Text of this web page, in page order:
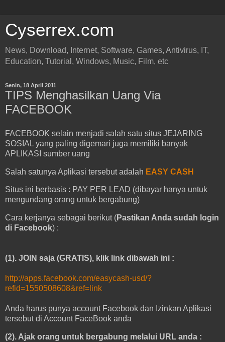
Cyserrex.com
News, Download, Internet, Software, Games, Antivirus, IT,
Education, Tutorial, Windows, Music, Film, etc
Senin, 18 April 2011
TIPS Menghasilkan Uang Via
FACEBOOK
FACEBOOK selain menjadi salah satu situs JEJARING
SOSIAL yang paling digemari juga memiliki banyak
APLIKASI sumber uang
Salah satunya Aplikasi tersebut adalah EASY CASH
Situs ini berbasis : PAY PER LEAD (dibayar hanya untuk
mengundang orang untuk bergabung)
Cara kerjanya sebagai berikut (Pastikan Anda sudah login
di Facebook) :
(1). JOIN saja (GRATIS), klik link dibawah ini :
http://apps.facebook.com/easycash-usd/?
refid=1550508608&ref=link
Anda harus punya account Facebook dan Izinkan Aplikasi
tersebut di Account FaceBook anda
(2). Ajak orang untuk bergabung melalui URL anda :